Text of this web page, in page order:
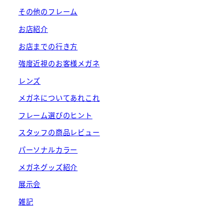
その他のフレーム
お店紹介
お店までの行き方
強度近視のお客様メガネ
レンズ
メガネについてあれこれ
フレーム選びのヒント
スタッフの商品レビュー
パーソナルカラー
メガネグッズ紹介
展示会
雑記